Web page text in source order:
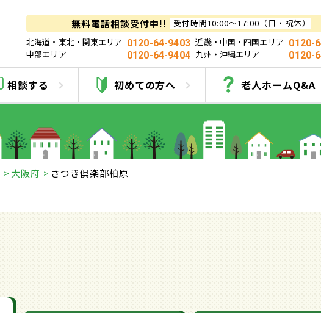
無料電話相談受付中!!
受付時間10:00～17:00（日・祝休）
北海道・東北・関東エリア 0120-64-9403 近畿・中国・四国エリア 0120-
中部エリア
0120-64-9404 九州・沖縄エリア 0120-
相談する 初めての方へ 老人ホームQ&A
さつき倶楽部柏原
大阪府 さつき倶楽部柏原